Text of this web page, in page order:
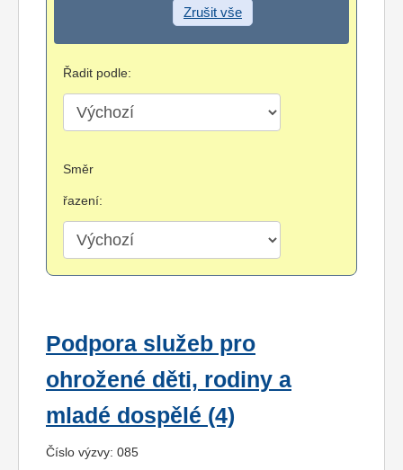
Zrušit vše
Řadit podle:
Směr
řazení:
Podpora služeb pro
ohrožené děti, rodiny a
mladé dospělé (4)
Číslo výzvy: 085